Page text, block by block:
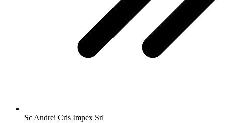
Sc Andrei Cris Impex Srl